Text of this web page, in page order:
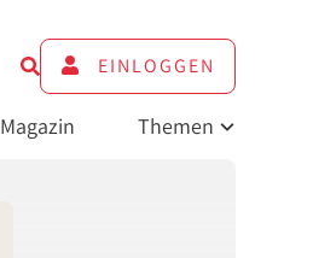
EINLOGGEN
Magazin Themen